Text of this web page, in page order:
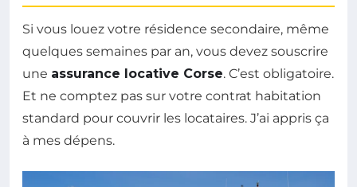
Si vous louez votre résidence secondaire, même
quelques semaines par an, vous devez souscrire
une assurance locative Corse. C’est obligatoire.
Et ne comptez pas sur votre contrat habitation
standard pour couvrir les locataires. J’ai appris ça
à mes dépens.